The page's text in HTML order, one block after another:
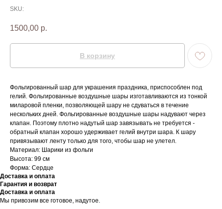
SKU:
1500,00 р.
В корзину
Фольгированный шар для украшения праздника, приспособлен под
гелий. Фольгированные воздушные шары изготавливаются из тонкой
миларовой пленки, позволяющей шару не сдуваться в течение
нескольких дней. Фольгированные воздушные шары надувают через
клапан. Поэтому плотно надутый шар завязывать не требуется -
обратный клапан хорошо удерживает гелий внутри шара. К шару
привязывают ленту только для того, чтобы шар не улетел.
Материал: Шарики из фольги
Высота: 99 см
Форма: Сердце
Доставка и оплата
Гарантия и возврат
Доставка и оплата
Мы привозим все готовое, надутое.